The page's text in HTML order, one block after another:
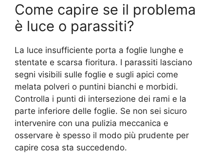
Come capire se il problema
è luce o parassiti?
La luce insufficiente porta a foglie lunghe e
stentate e scarsa fioritura. I parassiti lasciano
segni visibili sulle foglie e sugli apici come
melata polveri o puntini bianchi e morbidi.
Controlla i punti di intersezione dei rami e la
parte inferiore delle foglie. Se non sei sicuro
intervenire con una pulizia meccanica e
osservare è spesso il modo più prudente per
capire cosa sta succedendo.